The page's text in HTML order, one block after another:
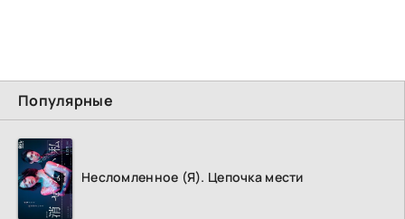
Популярные
Несломленное (Я). Цепочка мести